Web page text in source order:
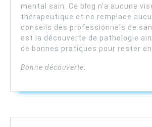
mental sain. Ce blog n’a aucune
thérapeutique et ne remplace
conseils des professionnels de
est la découverte de pathologie
de bonnes pratiques pour rester en
Bonne découverte.